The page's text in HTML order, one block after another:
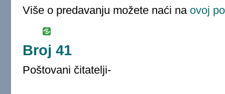
Više o predavanju možete naći na ovoj
Broj 41
Poštovani čitatelji-